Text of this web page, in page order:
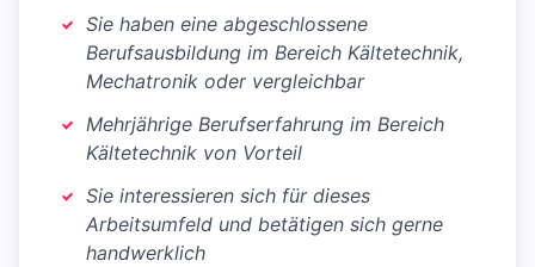
Sie haben eine abgeschlossene
Berufsausbildung im Bereich Kältetechnik,
Mechatronik oder vergleichbar
Mehrjährige Berufserfahrung im Bereich
Kältetechnik von Vorteil
Sie interessieren sich für dieses
Arbeitsumfeld und betätigen sich gerne
handwerklich